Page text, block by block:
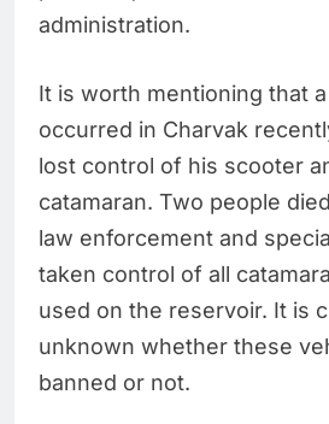
administration.
It is worth mentioning that
occurred in Charvak
lost control of his scooter
catamaran. Two people
law enforcement and
taken control of all
used on the reservoir. It is
unknown whether these
banned or not.